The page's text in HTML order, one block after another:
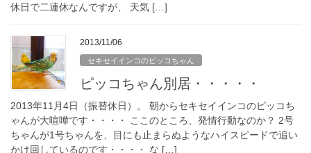
休日で二連休なんですが、 天気 […]
2013/11/06
セキセイインコのピッコちゃん
ピッコちゃん別居・・・・・
2013年11月4日（振替休日）。 朝からセキセイインコのピッコち
ゃんが大喧嘩です・・・・ ここのところ、発情行動なのか？ 2号
ちゃんが1号ちゃんを、目にも止まらぬようなハイスピードで追い
かけ回しているのです・・・・ な […]